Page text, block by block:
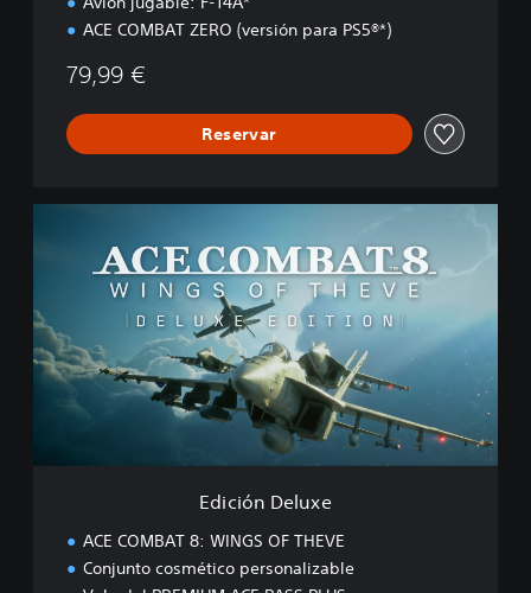
ACE COMBAT ZERO (versión para PS5®*)
79,99 €
Reservar
i
ó
n
D
x
Edición Deluxe
ACE COMBAT 8: WINGS OF THEVE
Conjunto cosmético personalizable